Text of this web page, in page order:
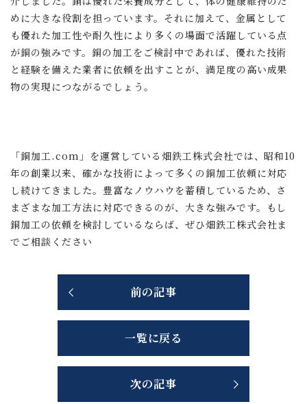
めに大きな役割を担っています。それに加えて、金属として
も優れた加工性や耐久性により多くの場面で活躍している点
が銅の強みです。銅の加工をご検討中であれば、優れた技術
と経験を備えた業者に依頼を出すことが、満足度の高い成果
物の実現につながるでしょう。
「銅加工.com」を運営している畑鉄工株式会社では、昭和10
年の創業以来、確かな技術によって多くの銅加工依頼に対応
し続けてきました。豊富なノウハウを蓄積しているため、さ
まざまな加工方法に対応できるのが、大きな強みです。もし
銅加工の依頼を検討しているならば、ぜひ畑鉄工株式会社ま
でご相談ください
前の記事
一覧に戻る
次の記事